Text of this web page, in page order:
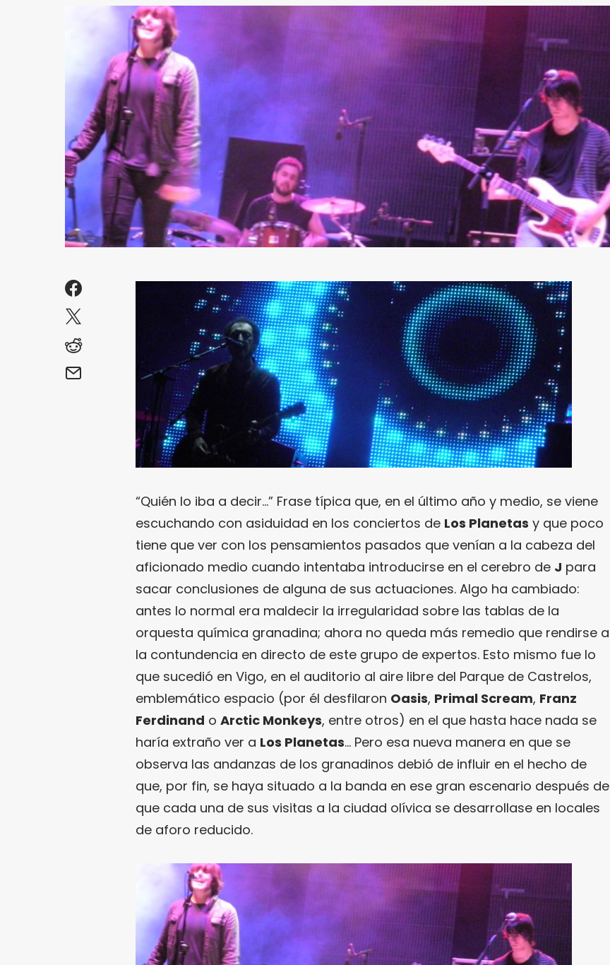
“Quién lo iba a decir…” Frase típica que, en el último año y medio, se viene
escuchando con asiduidad en los conciertos de Los Planetas y que poco
tiene que ver con los pensamientos pasados que venían a la cabeza del
aficionado medio cuando intentaba introducirse en el cerebro de J para
sacar conclusiones de alguna de sus actuaciones. Algo ha cambiado:
antes lo normal era maldecir la irregularidad sobre las tablas de la
orquesta química granadina; ahora no queda más remedio que rendirse a
la contundencia en directo de este grupo de expertos. Esto mismo fue lo
que sucedió en Vigo, en el auditorio al aire libre del Parque de Castrelos,
emblemático espacio (por él desfilaron Oasis, Primal Scream, Franz
Ferdinand o Arctic Monkeys, entre otros) en el que hasta hace nada se
haría extraño ver a Los Planetas… Pero esa nueva manera en que se
observa las andanzas de los granadinos debió de influir en el hecho de
que, por fin, se haya situado a la banda en ese gran escenario después de
que cada una de sus visitas a la ciudad olívica se desarrollase en locales
de aforo reducido.